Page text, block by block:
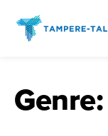
sisältöön
Genre: